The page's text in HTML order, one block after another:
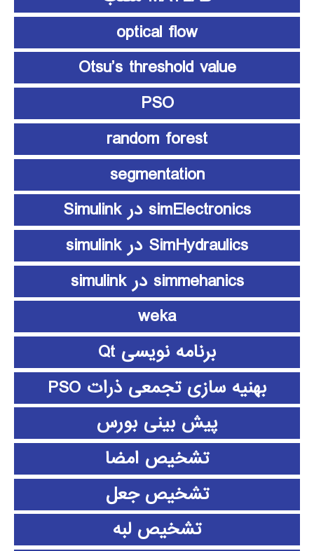
optical flow
Otsu’s threshold value
PSO
random forest
segmentation
simElectronics در Simulink
SimHydraulics در simulink
simmehanics در simulink
weka
برنامه نویسی Qt
بهنیه سازی تجمعی ذرات PSO
پیش بینی بورس
تشخیص امضا
تشخیص جعل
تشخیص لبه